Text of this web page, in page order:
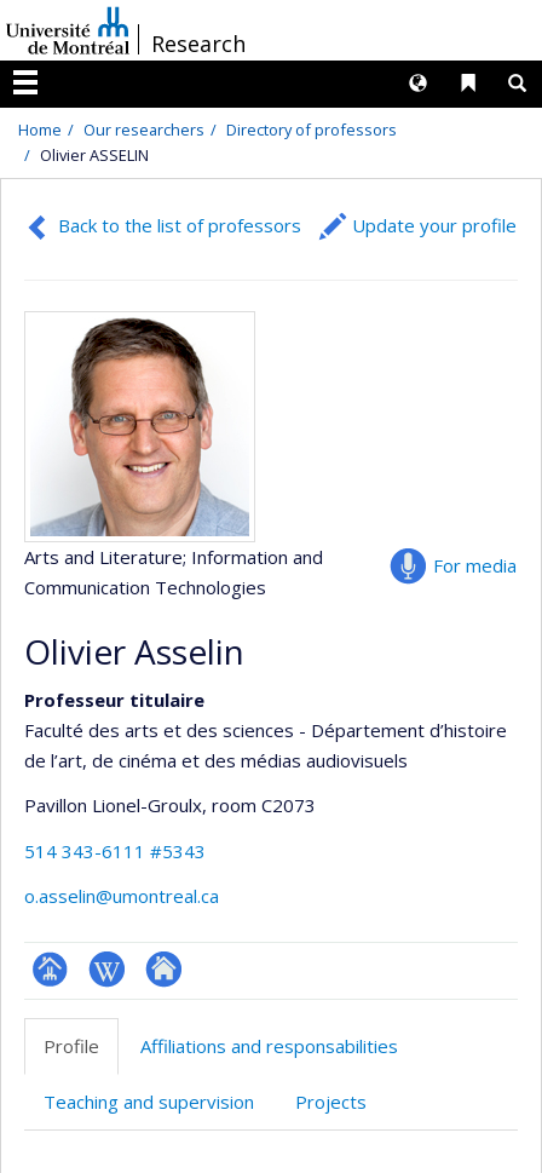
au
contenu
/Research
Menu
Liens
Langues
Home Our researchers
Directory of professors
Olivier ASSELIN
Back to the list of professors Update your profile
For media
Arts and Literature; Information and
Communication Technologies
Olivier Asselin
Professeur titulaire
Faculté des arts et des sciences - Département d’histoire
de l’art, de cinéma et des médias audiovisuels
Pavillon Lionel-Groulx, room C2073
514 343-6111 #5343
o.asselin@umontreal.ca
Page
professionnelle
Wiki
Autre
site
Profile Affiliations and responsabilities
Teaching and supervision Projects